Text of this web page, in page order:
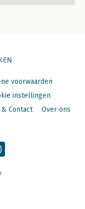
voorwaarden
instellingen
Contact Over ons